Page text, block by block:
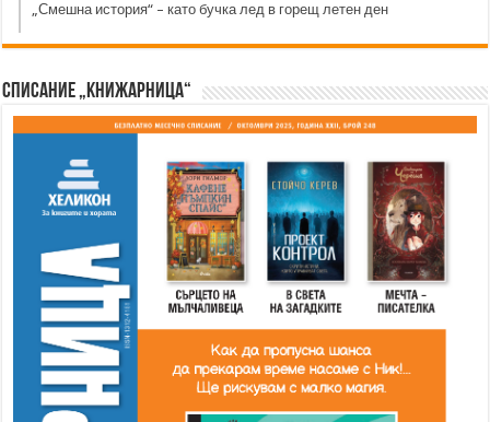
„Смешна история“ – като бучка лед в горещ летен ден
Списание „Книжарница“